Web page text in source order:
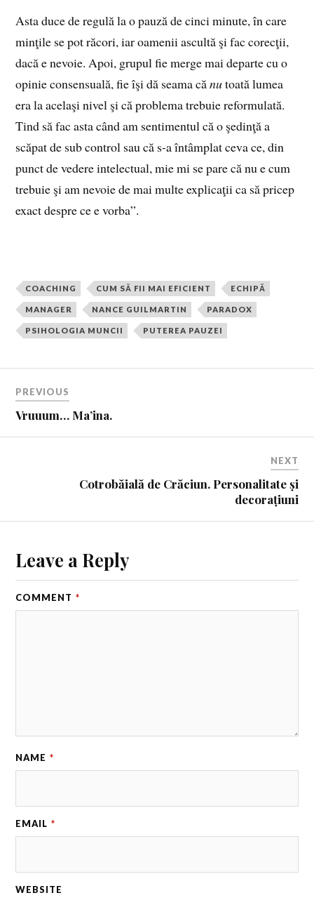
Asta duce de regulă la o pauză de cinci minute, în care
minţile se pot răcori, iar oamenii ascultă şi fac corecţii,
dacă e nevoie. Apoi, grupul fie merge mai departe cu o
opinie consensuală, fie îşi dă seama cănutoată lumea
era la acelaşi nivel şi că problema trebuie reformulată.
Tind să fac asta când am sentimentul că o şedinţă a
scăpat de sub control sau că s-a întâmplat ceva ce, din
punct de vedere intelectual, mie mi se pare că nu e cum
trebuie şi am nevoie de mai multe explicaţii ca să pricep
exact despre ce e vorba”.
COACHING CUM SĂ FII MAI EFICIENT ECHIPĂ
MANAGER NANCE GUILMARTIN PARADOX
PSIHOLOGIA MUNCII PUTEREA PAUZEI
PREVIOUS
Vruuum… Ma’ina.
NEXT
Cotrobăială de Crăciun. Personalitate și
decorațiuni
Leave a Reply
COMMENT *
NAME *
EMAIL *
WEBSITE